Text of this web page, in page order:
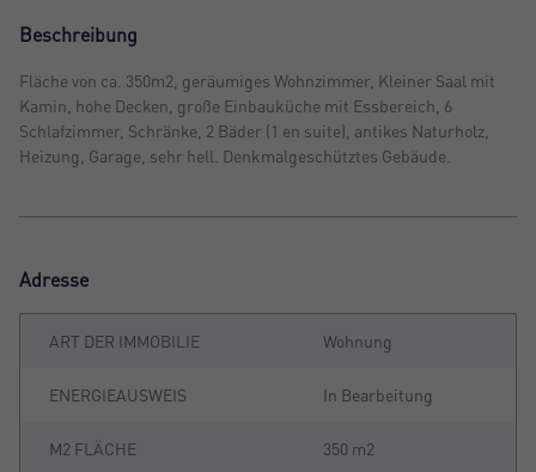
Beschreibung
Fläche von ca. 350m2, geräumiges Wohnzimmer, Kleiner Saal mit
Kamin, hohe Decken, große Einbauküche mit Essbereich, 6
Schlafzimmer, Schränke, 2 Bäder (1 en suite), antikes Naturholz,
Heizung, Garage, sehr hell. Denkmalgeschütztes Gebäude.
Adresse
ART DER IMMOBILIE Wohnung
ENERGIEAUSWEIS In Bearbeitung
M2 FLÄCHE 350 m2